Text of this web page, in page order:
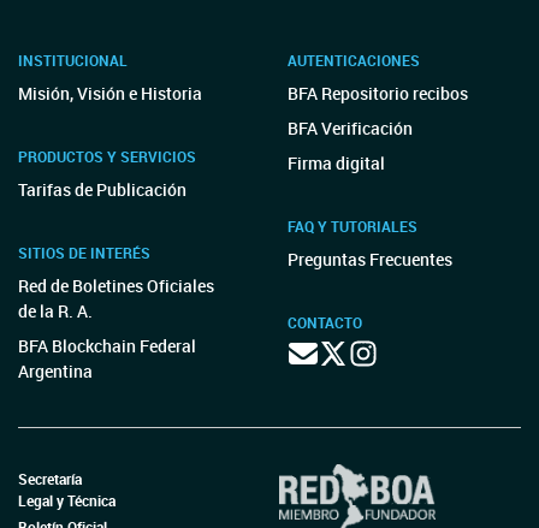
INSTITUCIONAL
Misión, Visión e Historia
PRODUCTOS Y SERVICIOS
Tarifas de Publicación
SITIOS DE INTERÉS
Red de Boletines Oficiales
de la R. A.
BFA Blockchain Federal
Argentina
AUTENTICACIONES
BFA Repositorio recibos
BFA Verificación
Firma digital
FAQ Y TUTORIALES
Preguntas Frecuentes
CONTACTO
Secretaría
Legal y Técnica